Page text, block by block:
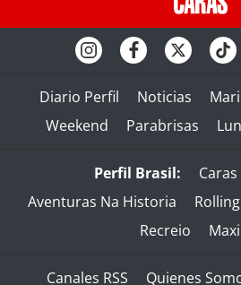
Diario Perfil Noticias
Weekend
Parabrisas
Perfil Brasil: Caras
Aventuras Na Historia
Recreio
Canales RSS Quienes